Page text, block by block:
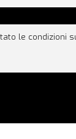
le condizioni